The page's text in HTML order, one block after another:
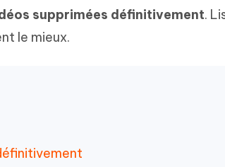
New
Écriver plus intelligemment et plus
supprimées définitivement.
le mieux.